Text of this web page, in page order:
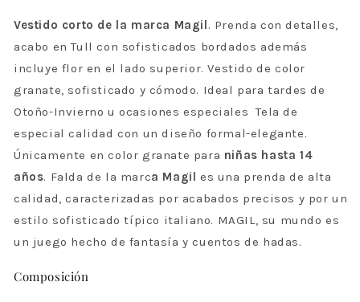
Vestido corto de la marca Magil. Prenda con detalles,
acabo en Tull con sofisticados bordados además
incluye flor en el lado superior. Vestido de color
granate, sofisticado y cómodo. Ideal para tardes de
Otoño-Invierno u ocasiones especiales Tela de
especial calidad con un diseño formal-elegante.
Únicamente en color granate para niñas hasta 14
años. Falda de la marca Magiles una prenda de alta
calidad, caracterizadas por acabados precisos y por un
estilo sofisticado típico italiano. MAGIL, su mundo es
un juego hecho de fantasía y cuentos de hadas.
Composición